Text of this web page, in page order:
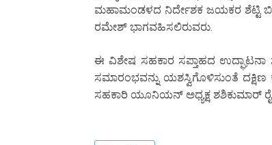
ಮಹಾಮಂಡಳದ ನಿರ್ದೇಶಕ ಜಯಕರ ಶೆಟ್ಟಿ
ರಮೇಶ್ ಭಾಗವಹಿಸಲಿರುವರು.
ಈ ವಿಶೇಷ ಸಹಕಾರ ಸಪ್ತಾಹದ
ಸಮಾರಂಭವನ್ನು ಯಶಸ್ವಿಗೊಳಿಸುಂತೆ ದಕ್ಷಿಣ
ಸಹಕಾರಿ ಯೂನಿಯನ್ ಅಧ್ಯಕ್ಷ ಶಶಿಕುಮಾರ್ ರೈ